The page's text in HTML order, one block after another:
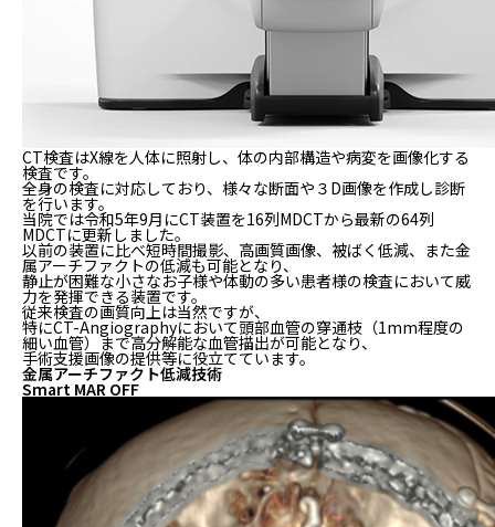
CT検査はX線を人体に照射し、体の内部構造や病変を画像化する
検査です。
全身の検査に対応しており、様々な断面や３D画像を作成し診断
を行います。
当院では令和5年9月にCT装置を16列MDCTから最新の64列
MDCTに更新しました。
以前の装置に比べ短時間撮影、高画質画像、被ばく低減、また金
属アーチファクトの低減も可能となり、
静止が困難な小さなお子様や体動の多い患者様の検査において威
力を発揮できる装置です。
従来検査の画質向上は当然ですが、
特にCT-Angiographyにおいて頭部血管の穿通枝（1mm程度の
細い血管）まで高分解能な血管描出が可能となり、
手術支援画像の提供等に役立てています。
金属アーチファクト低減技術
Smart MAR OFF